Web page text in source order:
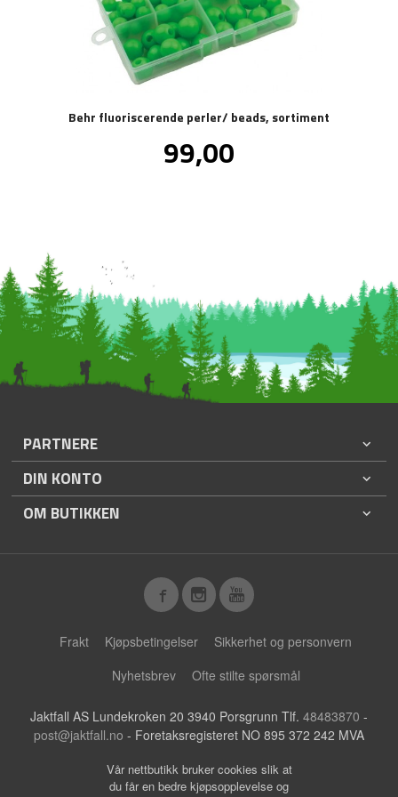
Behr fluoriscerende perler/ beads, sortiment
Pris
99,00
PARTNERE
DIN KONTO
OM BUTIKKEN
Frakt Kjøpsbetingelser
Sikkerhet og personvern
Nyhetsbrev
Ofte stilte spørsmål
Jaktfall AS Lundekroken 20 3940 Porsgrunn Tlf. 48483870 -
post@jaktfall.no - Foretaksregisteret NO 895 372 242 MVA
Vår nettbutikk bruker cookies slik at
du får en bedre kjøpsopplevelse og